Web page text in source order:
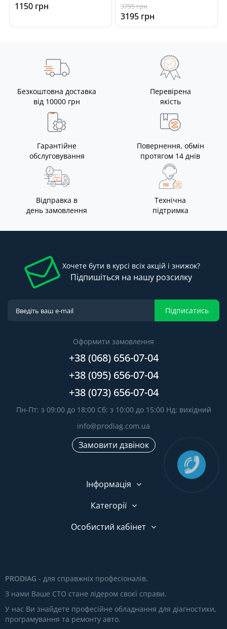
1150 грн 3795 грн
3195 грн
Безкоштовна доставка
від 10000 грн
Перевірена
якість
Гарантійне
обслуговування
Повернення, обмін
протягом 14 днів
Відправка в
день замовлення
Технічна
підтримка
Хочете бути в курсі всіх акцій і знижок?
Підпишіться на нашу розсилку
Підписатись
Оформити замовлення
+38 (068) 656-07-04
+38 (095) 656-07-04
+38 (073) 656-07-04
Пн-Пт: з 09:00 до 18:00 Сб: з 10:00 до 15:00 Нд: вихідний
info@prodiag.com.ua
Замовити дзвінок
Інформація
Категорії
Особистий кабінет
PRODIAG - для справжніх професіоналів.
З нами Ваше СТО стане лідером своєї справи.
У нас Ви знайдете професійне обладнання для діагностики,
програмування та ремонту авто.